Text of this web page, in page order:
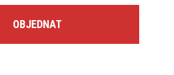
OBJEDNAT